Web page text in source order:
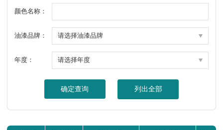
颜色名称：
油漆品牌：
年度：
确定查询 列出全部